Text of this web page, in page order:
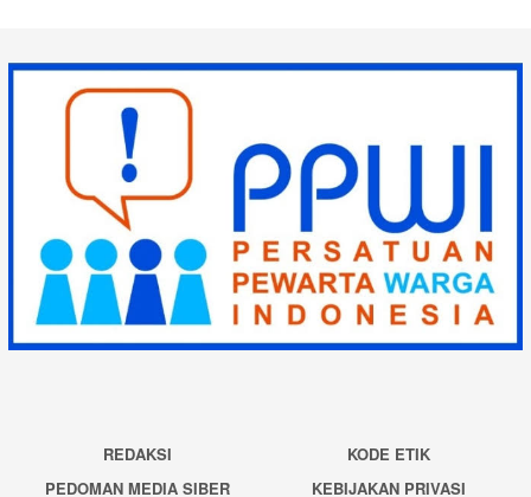
REDAKSI
KODE ETIK
PEDOMAN MEDIA SIBER
KEBIJAKAN PRIVASI